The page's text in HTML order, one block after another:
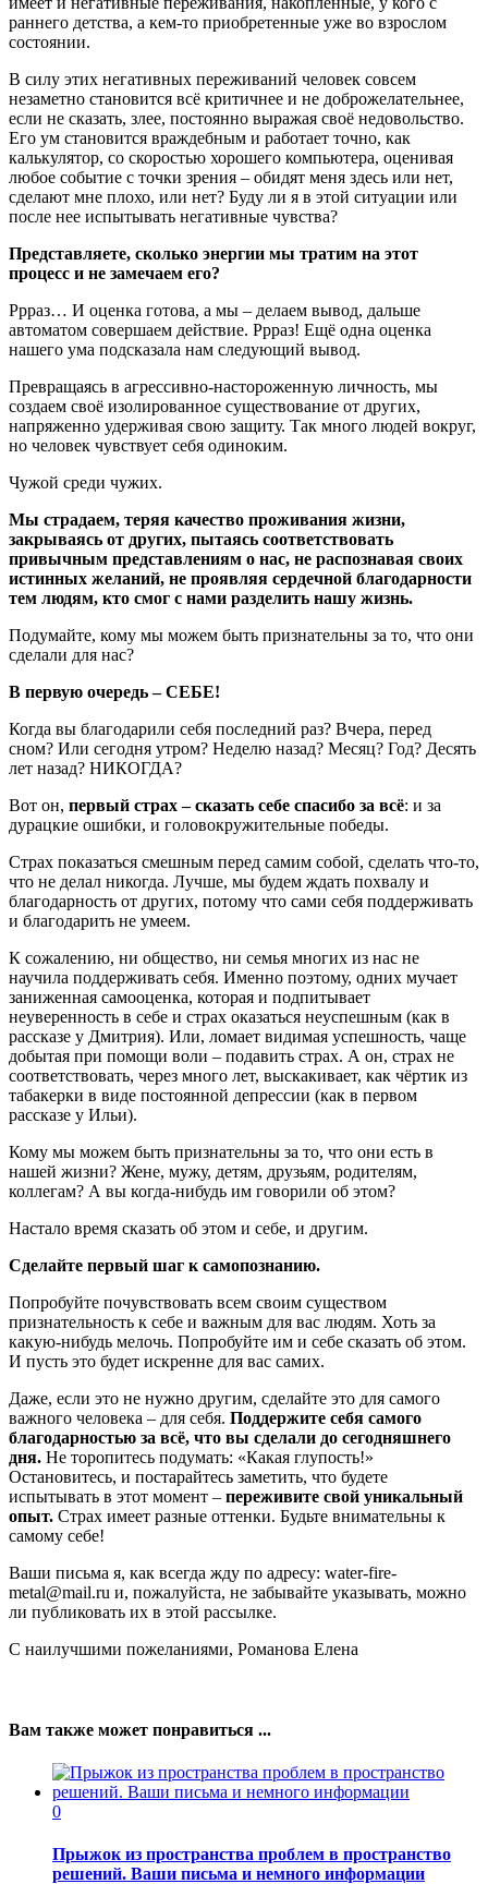
раннего детства, а кем-то приобретенные уже во взрослом
состоянии.
В силу этих негативных переживаний человек совсем
незаметно становится всё критичнее и не доброжелательнее,
если не сказать, злее, постоянно выражая своё недовольство.
Его ум становится враждебным и работает точно, как
калькулятор, со скоростью хорошего компьютера, оценивая
любое событие с точки зрения – обидят меня здесь или нет,
сделают мне плохо, или нет? Буду ли я в этой ситуации или
после нее испытывать негативные чувства?
Представляете, сколько энергии мы тратим на этот
процесс и не замечаем его?
Ррраз… И оценка готова, а мы – делаем вывод, дальше
автоматом совершаем действие. Ррраз! Ещё одна оценка
нашего ума подсказала нам следующий вывод.
Превращаясь в агрессивно-настороженную личность, мы
создаем своё изолированное существование от других,
напряженно удерживая свою защиту. Так много людей вокруг,
но человек чувствует себя одиноким.
Чужой среди чужих.
Мы страдаем, теряя качество проживания жизни,
закрываясь от других, пытаясь соответствовать
привычным представлениям о нас, не распознавая своих
истинных желаний, не проявляя сердечной благодарности
тем людям, кто смог с нами разделить нашу жизнь.
Подумайте, кому мы можем быть признательны за то, что они
сделали для нас?
В первую очередь – СЕБЕ!
Когда вы благодарили себя последний раз? Вчера, перед
сном? Или сегодня утром? Неделю назад? Месяц? Год? Десять
лет назад? НИКОГДА?
Вот он, первый страх – сказать себе спасибо за всё: и за
дурацкие ошибки, и головокружительные победы.
Страх показаться смешным перед самим собой, сделать что-то,
что не делал никогда. Лучше, мы будем ждать похвалу и
благодарность от других, потому что сами себя поддерживать
и благодарить не умеем.
К сожалению, ни общество, ни семья многих из нас не
научила поддерживать себя. Именно поэтому, одних мучает
заниженная самооценка, которая и подпитывает
неуверенность в себе и страх оказаться неуспешным (как в
рассказе у Дмитрия). Или, ломает видимая успешность, чаще
добытая при помощи воли – подавить страх. А он, страх не
соответствовать, через много лет, выскакивает, как чёртик из
табакерки в виде постоянной депрессии (как в первом
рассказе у Ильи).
Кому мы можем быть признательны за то, что они есть в
нашей жизни? Жене, мужу, детям, друзьям, родителям,
коллегам? А вы когда-нибудь им говорили об этом?
Настало время сказать об этом и себе, и другим.
Сделайте первый шаг к самопознанию.
Попробуйте почувствовать всем своим существом
признательность к себе и важным для вас людям. Хоть за
какую-нибудь мелочь. Попробуйте им и себе сказать об этом.
И пусть это будет искренне для вас самих.
Даже, если это не нужно другим, сделайте это для самого
важного человека – для себя. Поддержите себя самого
благодарностью за всё, что вы сделали до сегодняшнего
дня. Не торопитесь подумать: «Какая глупость!»
Остановитесь, и постарайтесь заметить, что будете
испытывать в этот момент – переживите свой уникальный
опыт. Страх имеет разные оттенки. Будьте внимательны к
самому себе!
Ваши письма я, как всегда жду по адресу: water-fire-
metal@mail.ru и, пожалуйста, не забывайте указывать, можно
ли публиковать их в этой рассылке.
С наилучшими пожеланиями, Романова Елена
Вам также может понравиться ...
0
Прыжок из пространства проблем в пространство
решений. Ваши письма и немного информации